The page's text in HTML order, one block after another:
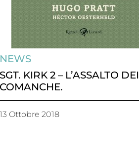
NEWS
SGT. KIRK 2 – L’ASSALTO DEI
COMANCHE.
13 Ottobre 2018